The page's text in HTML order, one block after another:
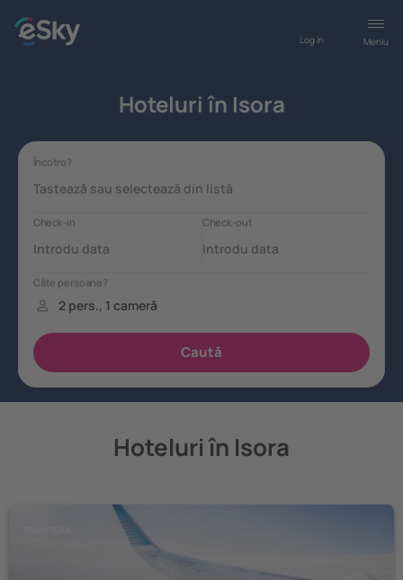
Meniu
Log in
Hoteluri în Isora
Hoteluri în Isora